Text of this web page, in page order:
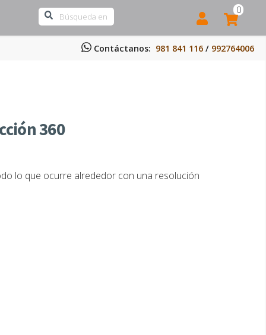
0
Contáctanos: 981 841 116 / 992764006
360
lo que ocurre alrededor con una resolución